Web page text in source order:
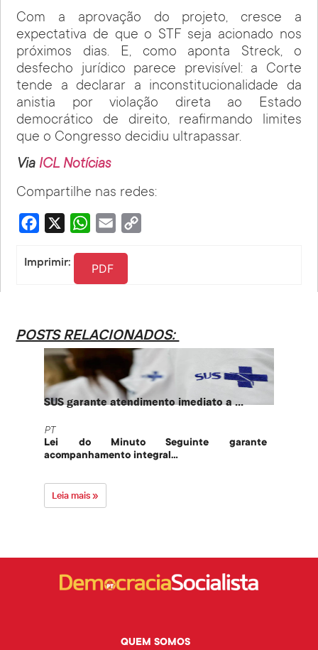
Com a aprovação do projeto, cresce a
expectativa de que o STF seja acionado nos
próximos dias. E, como aponta Streck, o
desfecho jurídico parece previsível: a Corte
tende a declarar a inconstitucionalidade da
anistia por violação direta ao Estado
democrático de direito, reafirmando limites
que o Congresso decidiu ultrapassar.
Via ICL Notícias
Compartilhe nas redes:
Facebook WhatsApp
Email
Imprimir: PDF
POSTS RELACIONADOS:
SUS garante atendimento imediato a ...
PT
Lei do Minuto Seguinte garante
acompanhamento integral...
Leia mais »
QUEM SOMOS